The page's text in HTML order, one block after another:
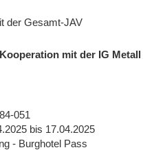
der Gesamt-JAV
Kooperation mit der IG Metall
051
bis 17.04.2025
- Burghotel Pass